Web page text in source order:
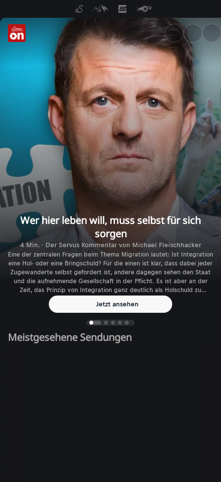
ServusTV On: Livestreams,
Wer hier leben will, muss selbst für sich
sorgen
4 Min. · Der Servus Kommentar von Michael Fleischhacker
Eine der zentralen Fragen beim Thema Migration lautet: Ist Integration
eine Hol- oder eine Bringschuld? Für die einen ist klar, dass dabei jeder
Zugewanderte selbst gefordert ist, andere dagegen sehen den Staat
und die aufnehmende Gesellschaft in der Pflicht. Es ist aber an der
Zeit, das Prinzip von Integration ganz deutlich als Holschuld zu
Jetzt ansehen
Meistgesehene Sendungen